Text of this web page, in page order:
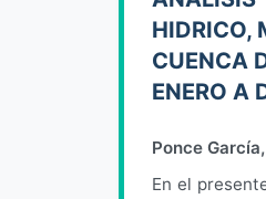
HIDRICO,
CUENCA
ENERO A
Ponce
En el